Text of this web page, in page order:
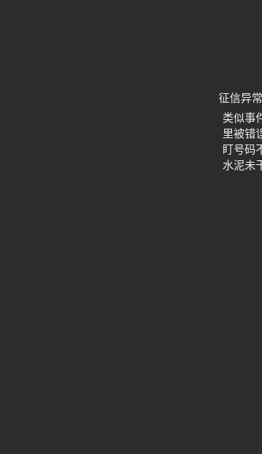
征信异
类似事
里被错
盯号码
水泥未